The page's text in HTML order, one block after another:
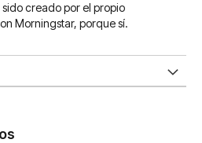
creado por el propio
Morningstar, porque sí.